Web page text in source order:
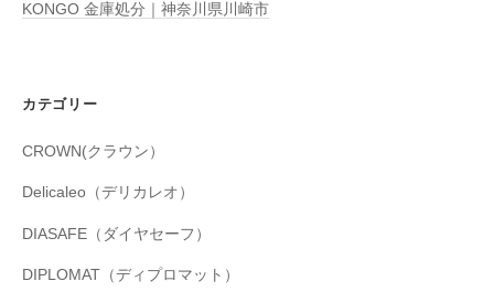
KONGO 金庫処分｜神奈川県川崎市
カテゴリー
CROWN(クラウン）
Delicaleo（デリカレオ）
DIASAFE（ダイヤセーフ）
DIPLOMAT（ディプロマット）